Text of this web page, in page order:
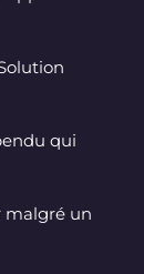
qui
malgré un